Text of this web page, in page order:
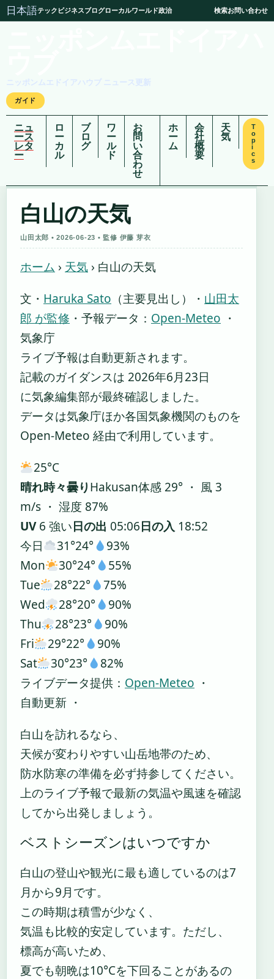
日本語テック ビジネスブログローカルワールド政治 検索お問い合わせ
ニッポンムエドイアハウブ ニュース更新
ガイド
ニュ
ース
レタ
ー
ロ
ー
カ
ル
ブ
ロ
グ
ワ
ー
ル
ド
お
問
い
合
わ
せ
ホ
ー
ム
会
社
概
要
天
気
T
o
p
i
c
s
白山の天気
山田太郎 • 2026-06-23 • 監修 伊藤 芽衣
ホーム › 天気 › 白山の天気
文・ Haruka Sato （主要見出し） ・ 山田太
郎 が監修 ・ 予報データ： Open-Meteo ・
気象庁
ライブ予報は自動更新されます。
記載のガイダンスは 2026年6月23日
に気象編集部が最終確認しました。
データは気象庁ほか各国気象機関のものを
Open-Meteo 経由で利用しています。
25°C
晴れ時々曇りHakusan体感 29° ・ 風 3
m/s ・ 湿度 87%
UV6 強い日の出 05:06日の入 18:52
今日
31°24°
93%
Mon
30°24°
55%
Tue
28°22°
75%
Wed
28°20°
90%
Thu
28°23°
90%
Fri
29°22°
90%
Sat
30°23°
82%
ライブデータ提供： Open-Meteo ・
自動更新 ・
白山を訪れるなら、
天候が変わりやすい山岳地帯のため、
防水防寒の準備を必ず持参してください。
上のライブ予報で最新の気温や風速を確認
してから出発しましょう。
ベストシーズンはいつですか
白山の登山や観光に最も適しているのは7
月から9月です。
この時期は積雪が少なく、
気温も比較的安定しています。ただし、
標高が高いため、
夏でも朝晩は10°Cを下回ることがあるの